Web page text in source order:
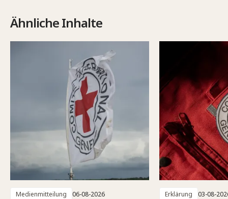
Ähnliche Inhalte
Medienmitteilung 06-08-2026 Erklärung 03-08-